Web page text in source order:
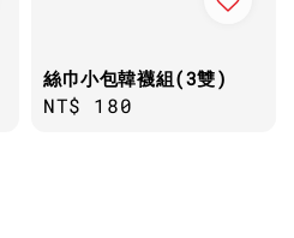
絲巾小包韓襪組(3雙)
Regular
NT$ 180